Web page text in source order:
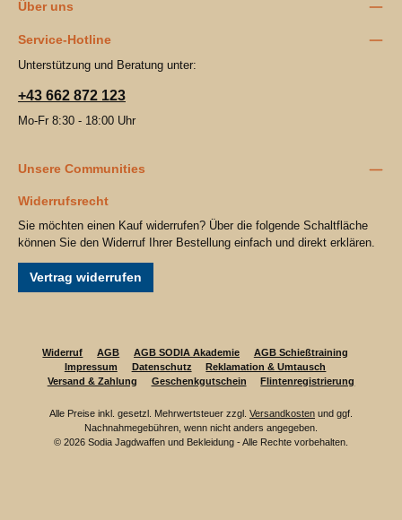
Über uns
Service-Hotline
Unterstützung und Beratung unter:
+43 662 872 123
Mo-Fr 8:30 - 18:00 Uhr
Unsere Communities
Widerrufsrecht
Sie möchten einen Kauf widerrufen? Über die folgende Schaltfläche
können Sie den Widerruf Ihrer Bestellung einfach und direkt erklären.
Vertrag widerrufen
Widerruf AGB AGB SODIA Akademie
AGB Schießtraining
Impressum
Datenschutz
Reklamation & Umtausch
Versand & Zahlung
Geschenkgutschein Flintenregistrierung
Alle Preise inkl. gesetzl. Mehrwertsteuer zzgl. Versandkosten und ggf.
Nachnahmegebühren, wenn nicht anders angegeben.
© 2026 Sodia Jagdwaffen und Bekleidung - Alle Rechte vorbehalten.